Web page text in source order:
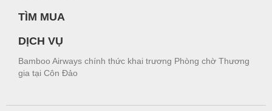
TÌM MUA
DỊCH VỤ
Bamboo Airways chính thức khai trương Phòng chờ Thương
gia tại Côn Đảo